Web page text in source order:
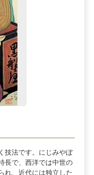
技法です。にじみやぼ
長で、西洋では中世の
れ、近代には独立した